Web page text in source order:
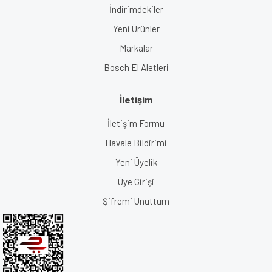
İndirimdekiler
Yeni Ürünler
Markalar
Bosch El Aletleri
İletişim
İletişim Formu
Havale Bildirimi
Yeni Üyelik
Üye Girişi
Şifremi Unuttum